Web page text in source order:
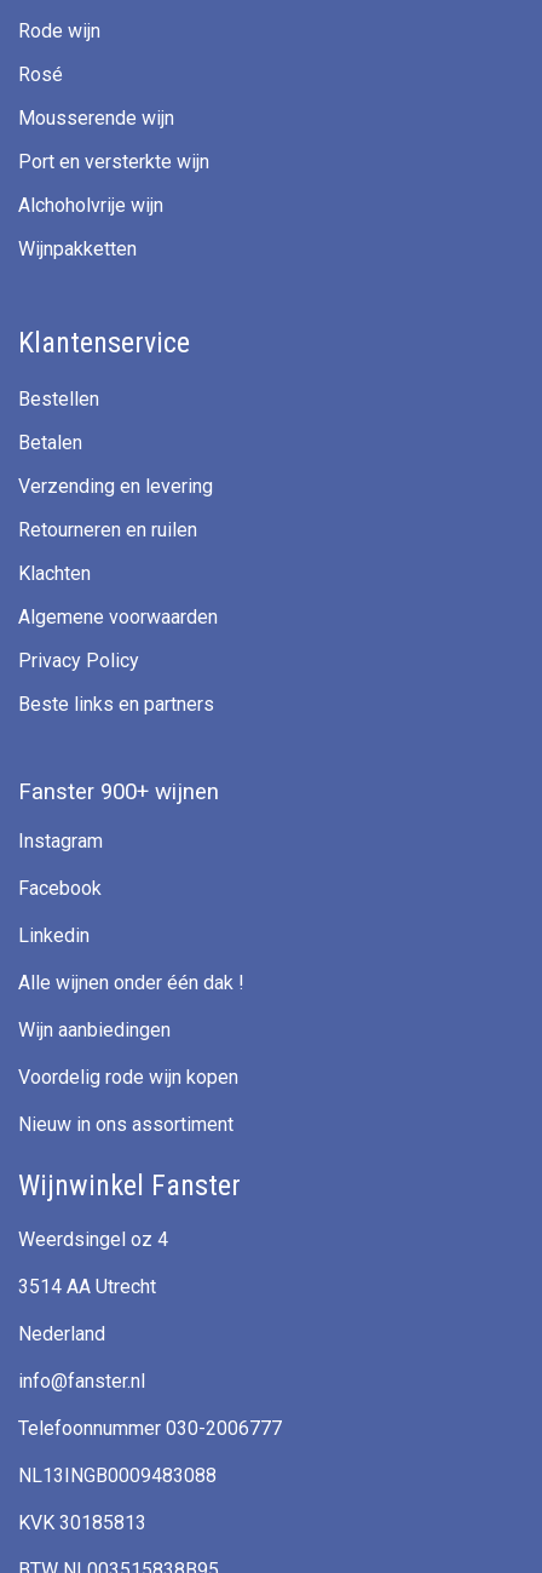
Rode wijn
Rosé
Mousserende wijn
Port en versterkte wijn
Alchoholvrije wijn
Wijnpakketten
Klantenservice
Bestellen
Betalen
Verzending en levering
Retourneren en ruilen
Klachten
Algemene voorwaarden
Privacy Policy
Beste links en partners
Fanster 900+ wijnen
Instagram
Facebook
Linkedin
Alle wijnen onder één dak !
Wijn aanbiedingen
Voordelig rode wijn kopen
Nieuw in ons assortiment
Wijnwinkel Fanster
Weerdsingel oz 4
3514 AA Utrecht
Nederland
info@fanster.nl
Telefoonnummer 030-2006777
NL13INGB0009483088
KVK 30185813